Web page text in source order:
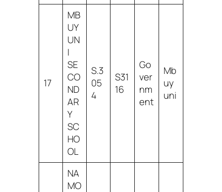
17
MB
UY
UN
I
SE
CO
ND
AR
Y
SC
HO
OL
S.3
05
4
S31
16
Go
ver
nm
ent
Mb
uy
uni
NA
MO